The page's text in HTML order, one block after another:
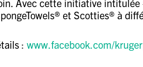
Avec cette initiative
et Scotties® à
: www.facebook.com/